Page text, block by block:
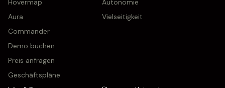
Hovermap
Aura
Commander
Demo buchen
Preis anfragen
Geschäftspläne
Autonomie
Vielseitigkeit